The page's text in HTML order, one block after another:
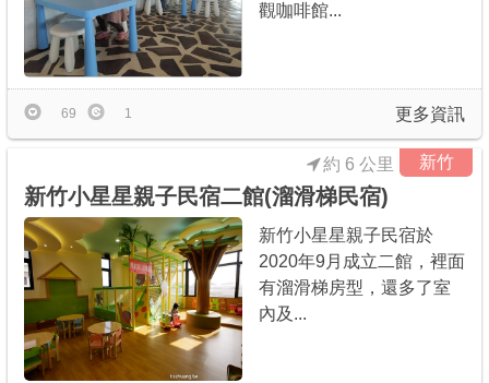
觀咖啡館...
更多資訊
69 1
新竹
約 6 公里
新竹小星星親子民宿二館(溜滑梯民宿)
新竹小星星親子民宿於
2020年9月成立二館，裡面
有溜滑梯房型，還多了室
內及...